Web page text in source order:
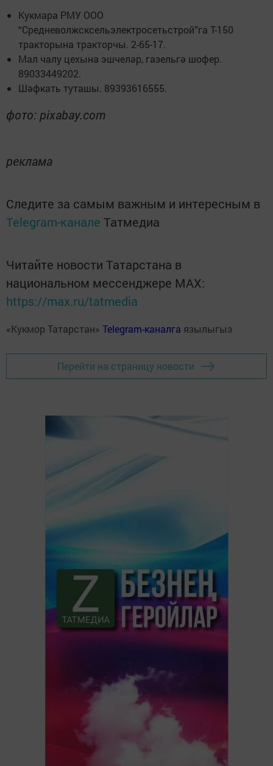
Кукмара РМУ ООО
“Средневолжсксельэлектросетьстрой”га Т-150
тракторына тракторчы. 2-65-17.
Мал чалу цехына эшчеләр, газельгә шофер.
89033449202.
Шәфкать туташы. 89393616555.
фото: pixabay.com
реклама
Следите за самым важным и интересным в
Telegram-канале Татмедиа
Читайте новости Татарстана в
национальном мессенджере MАХ:
https://max.ru/tatmedia
«Кукмор Татарстан» Telegram-каналга язылыгыз
Перейти на страницу новости